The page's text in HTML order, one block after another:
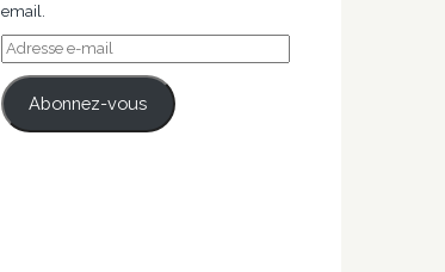
email.
Adresse
e-
mail
Abonnez-vous